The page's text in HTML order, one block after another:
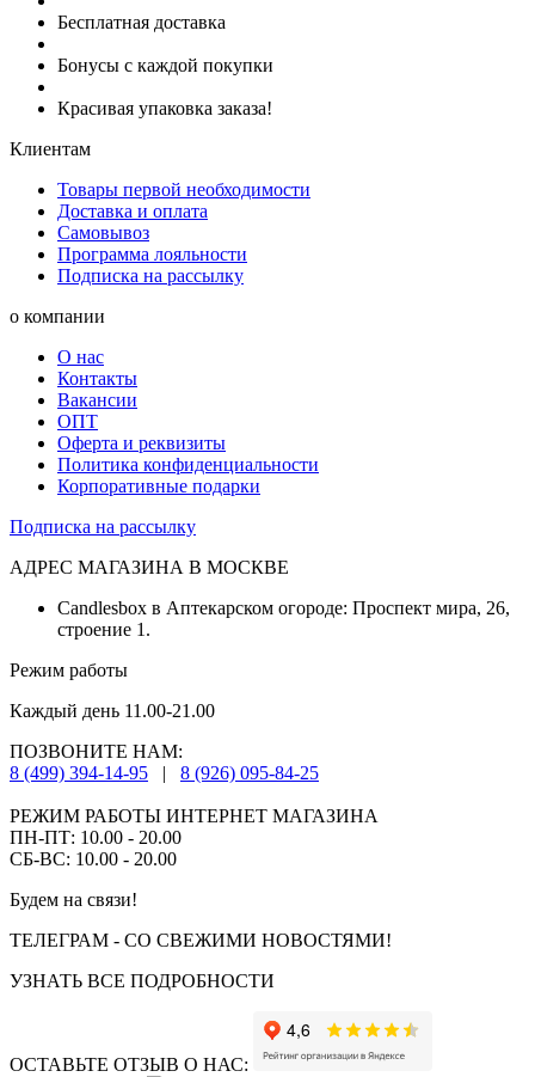
Бесплатная доставка
Бонусы с каждой покупки
Красивая упаковка заказа!
Клиентам
Товары первой необходимости
Доставка и оплата
Самовывоз
Программа лояльности
Подписка на рассылку
о компании
О нас
Контакты
Вакансии
ОПТ
Оферта и реквизиты
Политика конфиденциальности
Корпоративные подарки
Подписка на рассылку
АДРЕС МАГАЗИНА В МОСКВЕ
Candlesbox в Аптекарском огороде: Проспект мира, 26,
строение 1.
Режим работы
Каждый день 11.00-21.00
ПОЗВОНИТЕ НАМ:
8 (499) 394-14-95
| 8 (926) 095-84-25
РЕЖИМ РАБОТЫ ИНТЕРНЕТ МАГАЗИНА
ПН-ПТ: 10.00 - 20.00
СБ-ВС: 10.00 - 20.00
Будем на связи!
ТЕЛЕГРАМ - СО СВЕЖИМИ НОВОСТЯМИ!
УЗНАТЬ ВСЕ ПОДРОБНОСТИ
ОСТАВЬТЕ ОТЗЫВ О НАС: